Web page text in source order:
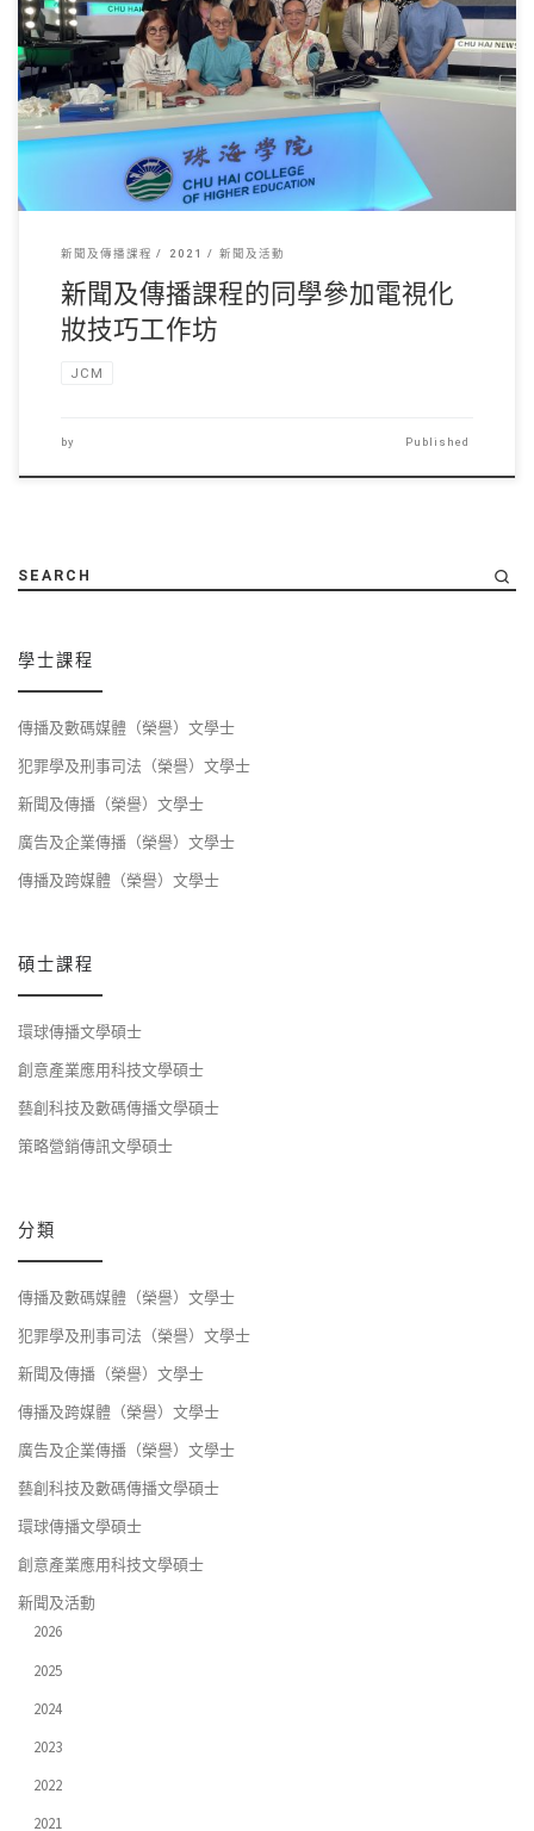
在2021年9月30 […]
新聞及傳播課程 2021 新聞及活動
新聞及傳播課程的同學參加電視化
妝技巧工作坊
JCM
by Published
SEARCH
學士課程
傳播及數碼媒體（榮譽）文學士
犯罪學及刑事司法（榮譽）文學士
新聞及傳播（榮譽）文學士
廣告及企業傳播（榮譽）文學士
傳播及跨媒體（榮譽）文學士
碩士課程
環球傳播文學碩士
創意產業應用科技文學碩士
藝創科技及數碼傳播文學碩士
策略營銷傳訊文學碩士
分類
傳播及數碼媒體（榮譽）文學士
犯罪學及刑事司法（榮譽）文學士
新聞及傳播（榮譽）文學士
傳播及跨媒體（榮譽）文學士
廣告及企業傳播（榮譽）文學士
藝創科技及數碼傳播文學碩士
環球傳播文學碩士
創意產業應用科技文學碩士
新聞及活動
2026
2025
2024
2023
2022
2021